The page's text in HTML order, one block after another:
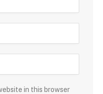
in this browser